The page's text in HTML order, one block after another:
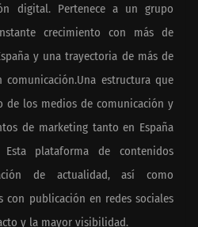
digital. Pertenece a un grupo
crecimiento con más de
y una trayectoria de más de
estructura que
de los medios de comunicación y
de marketing tanto en España
plataforma de contenidos
de actualidad, así como
con publicación en redes sociales
y la mayor visibilidad.